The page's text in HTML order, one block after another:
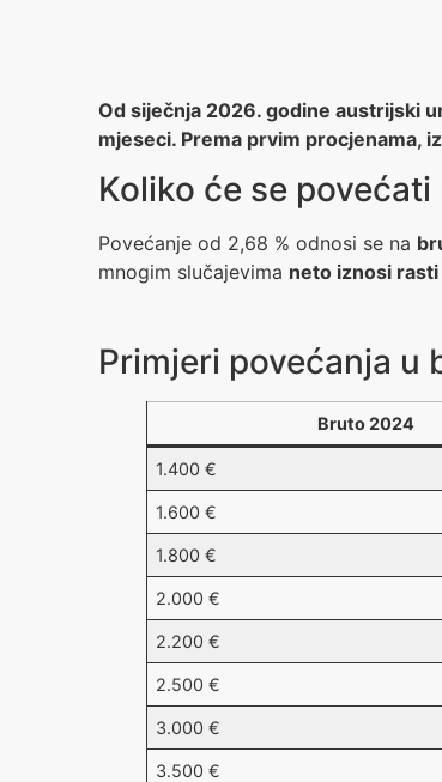
Od siječnja 2026. godine austrijski
mjeseci. Prema prvim procjenama,
Koliko će se povećati
Povećanje od 2,68 % odnosi se na
mnogim slučajevima neto iznosi
Primjeri povećanja u
Bruto 2024
1.400 €
1.600 €
1.800 €
2.000 €
2.200 €
2.500 €
3.000 €
3.500 €